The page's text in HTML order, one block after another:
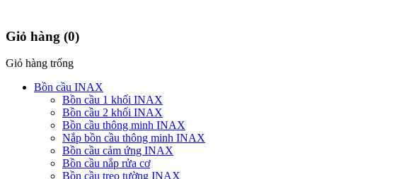
Giỏ hàng (0)
Giỏ hàng trống
Bồn cầu INAX
Bồn cầu 1 khối INAX
Bồn cầu 2 khối INAX
Bồn cầu thông minh INAX
Nắp bồn cầu thông minh INAX
Bồn cầu cảm ứng INAX
Bồn cầu nắp rửa cơ
Bồn cầu treo tường INAX